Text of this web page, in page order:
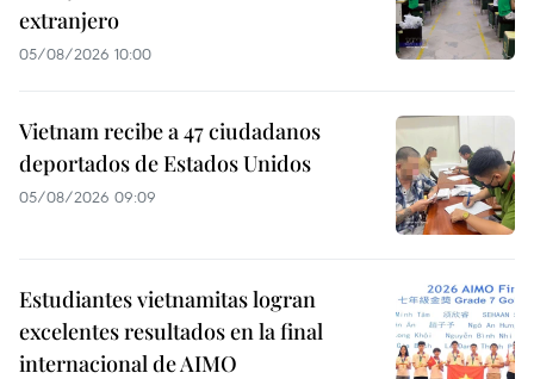
extranjero
05/08/2026 10:00
Vietnam recibe a 47 ciudadanos
deportados de Estados Unidos
05/08/2026 09:09
Estudiantes vietnamitas logran
excelentes resultados en la final
internacional de AIMO